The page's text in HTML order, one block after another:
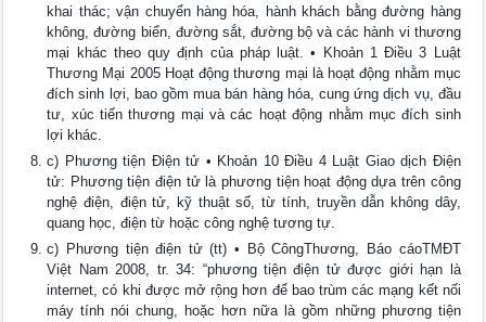
khai thác; vận chuyển hàng hóa, hành khách bằng đường hàng
không, đường biển, đường sắt, đường bộ và các hành vi thương
mại khác theo quy định của pháp luật. • Khoản 1 Điều 3 Luật
Thương Mại 2005 Hoạt động thương mại là hoạt động nhằm mục
đích sinh lợi, bao gồm mua bán hàng hóa, cung ứng dịch vụ, đầu
tư, xúc tiến thương mại và các hoạt động nhằm mục đích sinh
lợi khác.
c) Phương tiện Điện tử • Khoản 10 Điều 4 Luật Giao dịch Điện
tử: Phương tiện điện tử là phương tiện hoạt động dựa trên công
nghệ điện, điện tử, kỹ thuật số, từ tính, truyền dẫn không dây,
quang học, điện từ hoặc công nghệ tương tự.
c) Phương tiện điện tử (tt) • Bộ CôngThương, Báo cáoTMĐT
Việt Nam 2008, tr. 34: “phương tiện điện tử được giới hạn là
internet, có khi được mở rộng hơn để bao trùm các mạng kết nối
máy tính nói chung, hoặc hơn nữa là gồm những phương tiện